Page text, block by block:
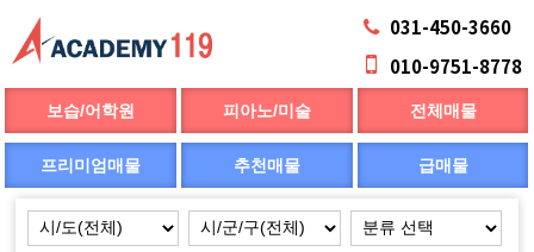
031-450-3660
010-9751-8778
보습/어학원 피아노/미술 전체매물
프리미엄매물 추천매물 급매물